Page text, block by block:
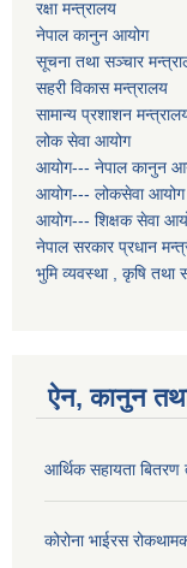
रक्षा मन्त्रालय
नेपाल कानुन आयोग
सूचना तथा सञ्चार
सहरी विकास मन्त्रालय
सामान्य प्रशाशन
लोक सेवा आयोग
आयोग--- नेपाल कानुन
आयोग--- लोकसेवा आयोग
आयोग--- शिक्षक सेवा
नेपाल सरकार प्रधान
भुमि व्यवस्था , कृषि तथा
ऐन, कानुन तथा
आर्थिक सहायता बितरण
कोरोना भाईरस